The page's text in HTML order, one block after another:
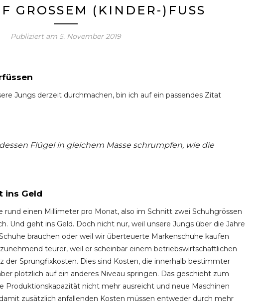
GROSSEM (KINDER-)FUSS
Publiziert am 5. November 2019
Jungs derzeit durchma­chen, bin ich auf ein passendes Zitat
Flügel in gleichem Masse schrumpfen, wie die
ins Geld
rund einen Millimeter pro Monat, also im Schnitt zwei Schuhgrössen
Und geht ins Geld. Doch nicht nur, weil unsere Jungs über die Jahre
brauchen oder weil wir überteuerte Markenschuhe kaufen
teurer, weil er scheinbar einem betriebswirtschaftlichen
der Sprungfixkosten. Dies sind Kosten, die innerhalb bestimmter
plötzlich auf ein anderes Niveau springen. Das geschieht zum
Produktionskapazität nicht mehr ausreicht und neue Maschinen
zusätzlich anfallenden Kosten müssen entweder durch mehr